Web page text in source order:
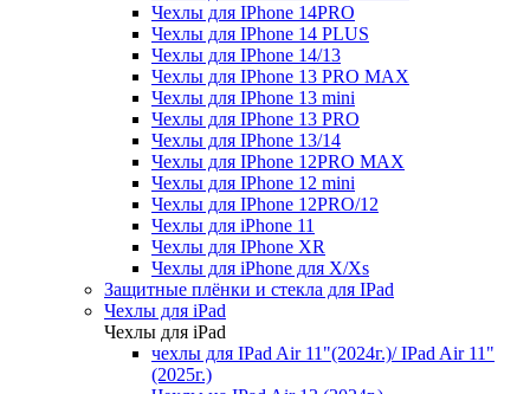
Чехлы для IPhone 14PRO
Чехлы для IPhone 14 PLUS
Чехлы для IPhone 14/13
Чехлы для IPhone 13 PRO MAX
Чехлы для IPhone 13 mini
Чехлы для IPhone 13 PRO
Чехлы для IPhone 13/14
Чехлы для IPhone 12PRO MAX
Чехлы для IPhone 12 mini
Чехлы для IPhone 12PRO/12
Чехлы для iPhone 11
Чехлы для IPhone XR
Чехлы для iPhone для X/Xs
Защитные плёнки и стекла для IPad
Чехлы для iPad
Чехлы для iPad
чехлы для IPad Air 11"(2024г.)/ IPad Air 11"
(2025г.)